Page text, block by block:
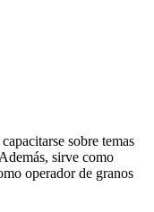
sobre temas
sirve como
operador de granos